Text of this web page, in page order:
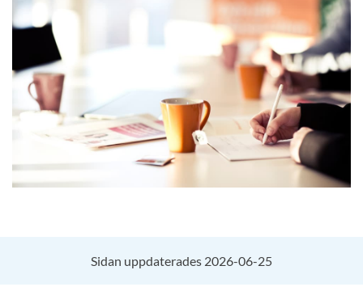
Sidan uppdaterades 2026-06-25